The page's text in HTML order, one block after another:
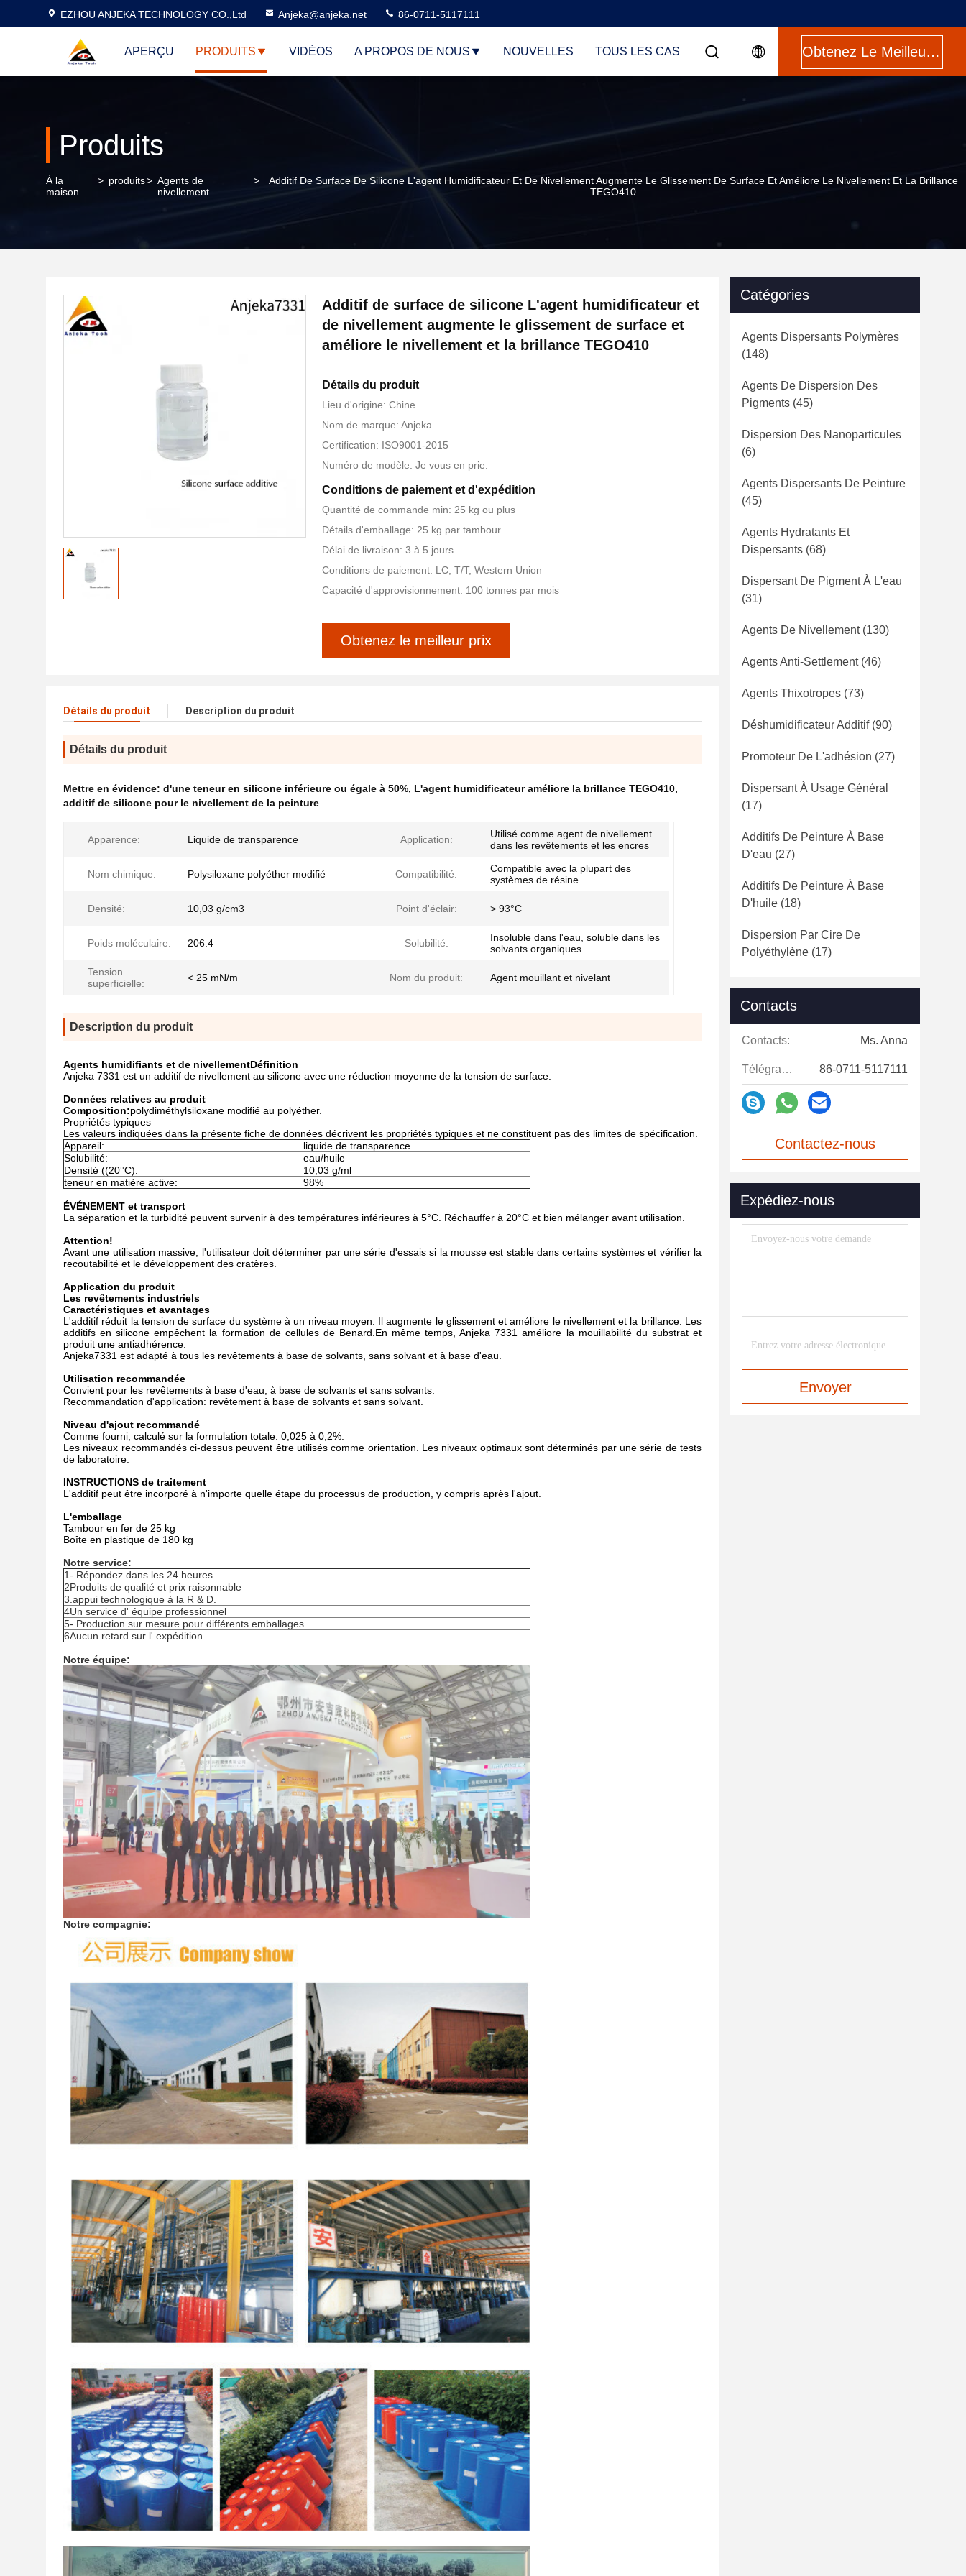
EZHOU ANJEKA TECHNOLOGY CO.,Ltd Anjeka@anjeka.net 86-0711-5117111
APERÇU PRODUITS VIDÉOS A PROPOS DE NOUS NOUVELLES TOUS LES CAS Obtenez Le Meilleur Prix
Produits
À la
maison
> produits> Agents de
nivellement
>
Additif De Surface De Silicone L'agent Humidificateur Et De Nivellement Augmente Le Glissement De Surface Et Améliore Le Nivellement Et La Brillance
TEGO410
Additif de surface de silicone L'agent humidificateur et
de nivellement augmente le glissement de surface et
améliore le nivellement et la brillance TEGO410
Détails du produit
Lieu d'origine: Chine
Nom de marque: Anjeka
Certification: ISO9001-2015
Numéro de modèle: Je vous en prie.
Conditions de paiement et d'expédition
Quantité de commande min: 25 kg ou plus
Détails d'emballage: 25 kg par tambour
Délai de livraison: 3 à 5 jours
Conditions de paiement: LC, T/T, Western Union
Capacité d'approvisionnement: 100 tonnes par mois
Obtenez le meilleur prix
Détails du produit Description du produit
Détails du produit
Mettre en évidence: d'une teneur en silicone inférieure ou égale à 50%, L'agent humidificateur améliore la brillance TEGO410,
additif de silicone pour le nivellement de la peinture
Apparence: Liquide de transparence Application:
Utilisé comme agent de nivellement
dans les revêtements et les encres
Nom chimique: Polysiloxane polyéther modifié Compatibilité:
Compatible avec la plupart des
systèmes de résine
Densité: 10,03 g/cm3 Point d'éclair: > 93°C
Poids moléculaire: 206.4 Solubilité:
Insoluble dans l'eau, soluble dans les
solvants organiques
Tension
superficielle:
< 25 mN/m Nom du produit: Agent mouillant et nivelant
Description du produit
Agents humidifiants et de nivellementDéfinition
Anjeka 7331 est un additif de nivellement au silicone avec une réduction moyenne de la tension de surface.
Données relatives au produit
Composition:polydiméthylsiloxane modifié au polyéther.
Propriétés typiques
Les valeurs indiquées dans la présente fiche de données décrivent les propriétés typiques et ne constituent pas des limites de spécification.
Appareil:
liquide de transparence
Solubilité:
eau/huile
Densité ((20°C):
10,03 g/ml
teneur en matière active:
98%
ÉVÉNEMENT et transport
La séparation et la turbidité peuvent survenir à des températures inférieures à 5°C. Réchauffer à 20°C et bien mélanger avant utilisation.
Attention!
Avant une utilisation massive, l'utilisateur doit déterminer par une série d'essais si la mousse est stable dans certains systèmes et vérifier la
recoutabilité et le développement des cratères.
Application du produit
Les revêtements industriels
Caractéristiques et avantages
L'additif réduit la tension de surface du système à un niveau moyen. Il augmente le glissement et améliore le nivellement et la brillance. Les
additifs en silicone empêchent la formation de cellules de Benard.En même temps, Anjeka 7331 améliore la mouillabilité du substrat et
produit une antiadhérence.
Anjeka7331 est adapté à tous les revêtements à base de solvants, sans solvant et à base d'eau.
Utilisation recommandée
Convient pour les revêtements à base d'eau, à base de solvants et sans solvants.
Recommandation d'application: revêtement à base de solvants et sans solvant.
Niveau d'ajout recommandé
Comme fourni, calculé sur la formulation totale: 0,025 à 0,2%.
Les niveaux recommandés ci-dessus peuvent être utilisés comme orientation. Les niveaux optimaux sont déterminés par une série de tests
de laboratoire.
INSTRUCTIONS de traitement
L'additif peut être incorporé à n'importe quelle étape du processus de production, y compris après l'ajout.
L'emballage
Tambour en fer de 25 kg
Boîte en plastique de 180 kg
Notre service:
1- Répondez dans les 24 heures.
2Produits de qualité et prix raisonnable
3.appui technologique à la R & D.
4Un service d' équipe professionnel
5- Production sur mesure pour différents emballages
6Aucun retard sur l' expédition.
Notre équipe:
Notre compagnie:
Catégories
Agents Dispersants Polymères
(148)
Agents De Dispersion Des
Pigments (45)
Dispersion Des Nanoparticules
(6)
Agents Dispersants De Peinture
(45)
Agents Hydratants Et
Dispersants (68)
Dispersant De Pigment À L'eau
(31)
Agents De Nivellement(130)
Agents Anti-Settlement(46)
Agents Thixotropes (73)
Déshumidificateur Additif(90)
Promoteur De L'adhésion (27)
Dispersant À Usage Général
(17)
Additifs De Peinture À Base
D'eau (27)
Additifs De Peinture À Base
D'huile (18)
Dispersion Par Cire De
Polyéthylène (17)
Contacts
Contacts: Ms. Anna
Télégramme: 86-0711-5117111
Contactez-nous
Expédiez-nous
Envoyer